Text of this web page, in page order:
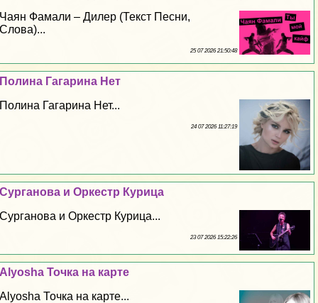
Чаян Фамали – Дилер (Текст Песни,
Слова)...
25 07 2026 21:50:48
Полина Гагарина Нет
Полина Гагарина Нет...
24 07 2026 11:27:19
Сурганова и Оркестр Курица
Сурганова и Оркестр Курица...
23 07 2026 15:22:26
Alyosha Точка на карте
Alyosha Точка на карте...